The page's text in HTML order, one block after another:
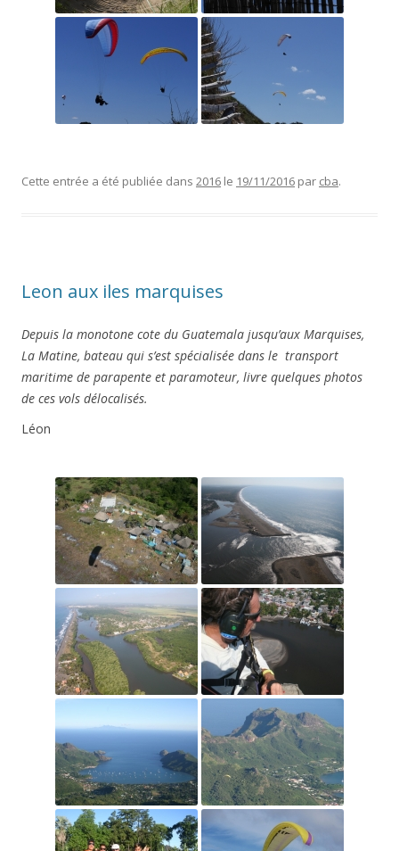
Cette entrée a été publiée dans 2016 le 19/11/2016 par cba.
Leon aux iles marquises
Depuis la monotone cote du Guatemala jusqu’aux Marquises,
La Matine, bateau qui s’est spécialisée dans le transport
maritime de parapente et paramoteur, livre quelques photos
de ces vols délocalisés.
Léon